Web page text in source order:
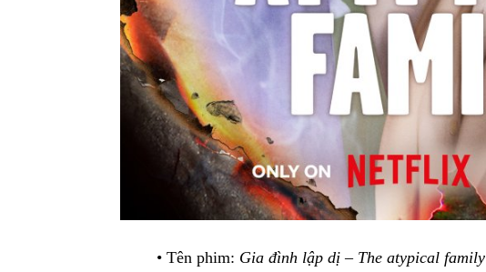
• Tên phim: Gia đình lập dị – The atypical family